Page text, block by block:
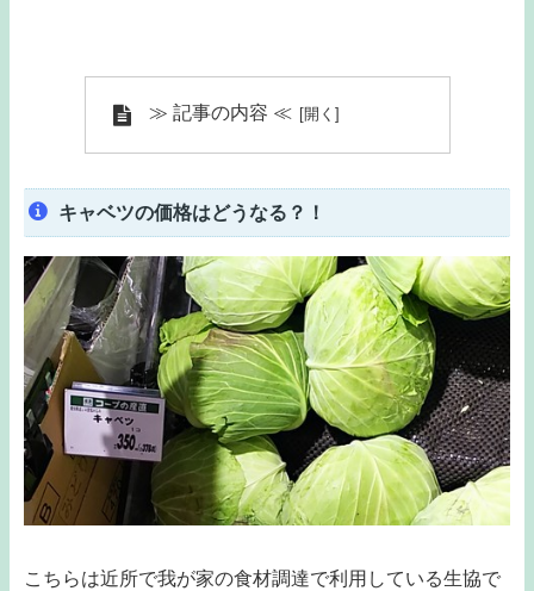
≫ 記事の内容 ≪
キャベツの価格はどうなる？！
こちらは近所で我が家の食材調達で利用している生協で